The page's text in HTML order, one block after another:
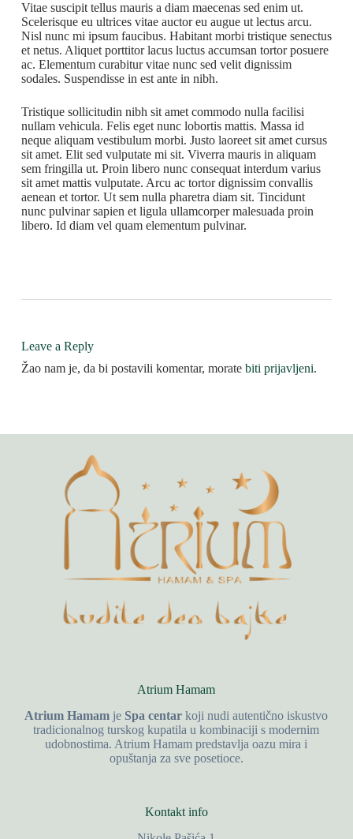
Vitae suscipit tellus mauris a diam maecenas sed enim ut.
Scelerisque eu ultrices vitae auctor eu augue ut lectus arcu.
Nisl nunc mi ipsum faucibus. Habitant morbi tristique senectus
et netus. Aliquet porttitor lacus luctus accumsan tortor posuere
ac. Elementum curabitur vitae nunc sed velit dignissim
sodales. Suspendisse in est ante in nibh.
Tristique sollicitudin nibh sit amet commodo nulla facilisi
nullam vehicula. Felis eget nunc lobortis mattis. Massa id
neque aliquam vestibulum morbi. Justo laoreet sit amet cursus
sit amet. Elit sed vulputate mi sit. Viverra mauris in aliquam
sem fringilla ut. Proin libero nunc consequat interdum varius
sit amet mattis vulputate. Arcu ac tortor dignissim convallis
aenean et tortor. Ut sem nulla pharetra diam sit. Tincidunt
nunc pulvinar sapien et ligula ullamcorper malesuada proin
libero. Id diam vel quam elementum pulvinar.
Leave a Reply
Žao nam je, da bi postavili komentar, morate biti prijavljeni.
Atrium Hamam
Atrium Hamam je Spa centar koji nudi autentično iskustvo
tradicionalnog turskog kupatila u kombinaciji s modernim
udobnostima. Atrium Hamam predstavlja oazu mira i
opuštanja za sve posetioce.
Kontakt info